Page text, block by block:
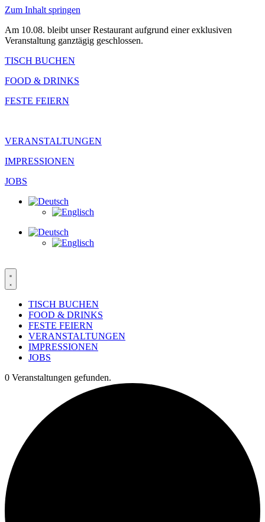
Zum Inhalt springen
Am 10.08. bleibt unser Restaurant aufgrund einer exklusiven
Veranstaltung ganztägig geschlossen.
TISCH BUCHEN
FOOD & DRINKS
FESTE FEIERN
VERANSTALTUNGEN
IMPRESSIONEN
JOBS
TISCH BUCHEN
FOOD & DRINKS
FESTE FEIERN
VERANSTALTUNGEN
IMPRESSIONEN
JOBS
0 Veranstaltungen gefunden.